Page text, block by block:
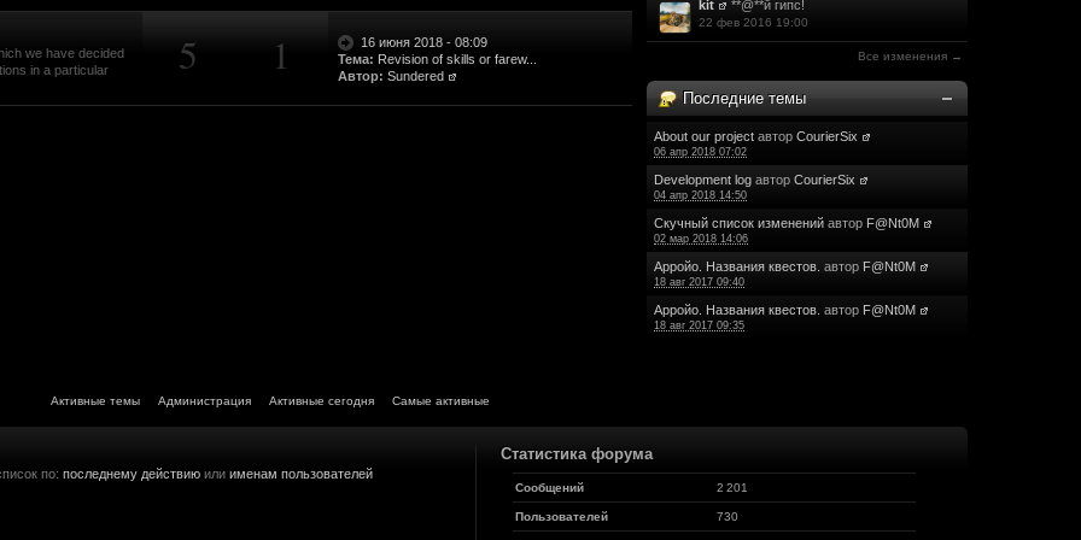
(13 ноября 2017 - 12:37)
(13 ноября 2017 - 10:55)
(13 ноября 2017 - 04:08)
узнал о проекте , несказанно рад !!!!! Спасибо огромное что занимаетесь таким не лёгким делом !!!!
(12 ноября 2017 - 08:18)
(11 ноября 2017 - 16:45)
(07 ноября 2017 - 22:43)
(29 октября 2017 - 13:28)
озвучить подобную фразу...
подросли и им не до этого, а для любителей 3 и 4 части это не интересно, но морально я с вами удачи ребят
сделать.
(17 октября 2017 - 18:53)
(16 октября 2017 - 13:30)
группы стучался - то там уже обсудили, разберёмся дальше уже со скриптером.
kit **@**й гипс!
22 фев 2016 19:00
Все изменения →
Последние темы
About our project авторCourierSix
06 апр 2018 07:02
Development log авторCourierSix
04 апр 2018 14:50
Скучный список изменений автор F@Nt0M
02 мар 2018 14:06
Арройо. Названия квестов. автор F@Nt0M
18 авг 2017 09:40
Арройо. Названия квестов. автор F@Nt0M
18 авг 2017 09:35
we have decided
in a particular
5 1
16 июня 2018 - 08:09
Тема: Revision of skills or farew...
Автор: Sundered
Активные темы Администрация Активные сегодня Самые активные
Статистика форума
Сообщений 2 201
Пользователей 730
по: последнему действию или именам пользователей